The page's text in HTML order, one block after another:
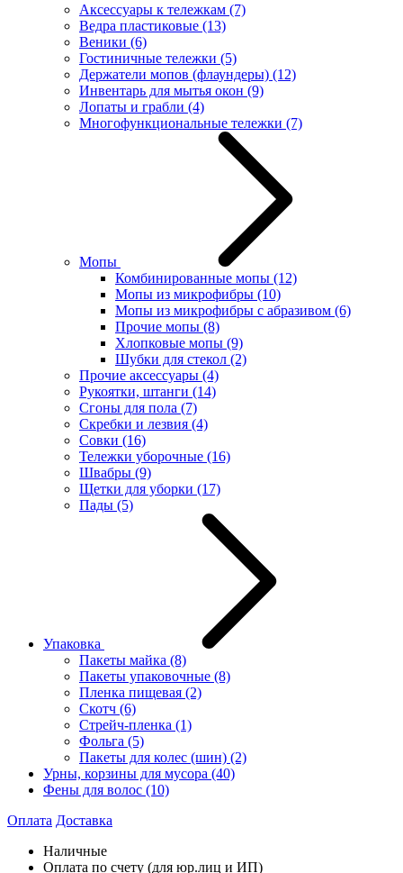
Аксессуары к тележкам (7)
Ведра пластиковые (13)
Веники (6)
Гостиничные тележки (5)
Держатели мопов (флаундеры) (12)
Инвентарь для мытья окон (9)
Лопаты и грабли (4)
Многофункциональные тележки (7)
Мопы
Комбинированные мопы (12)
Мопы из микрофибры (10)
Мопы из микрофибры с абразивом (6)
Прочие мопы (8)
Хлопковые мопы (9)
Шубки для стекол (2)
Прочие аксессуары (4)
Рукоятки, штанги (14)
Сгоны для пола (7)
Скребки и лезвия (4)
Совки (16)
Тележки уборочные (16)
Швабры (9)
Щетки для уборки (17)
Пады (5)
Упаковка
Пакеты майка (8)
Пакеты упаковочные (8)
Пленка пищевая (2)
Скотч (6)
Стрейч-пленка (1)
Фольга (5)
Пакеты для колес (шин) (2)
Урны, корзины для мусора (40)
Фены для волос (10)
Оплата Доставка
Наличные
Оплата по счету (для юр.лиц и ИП)